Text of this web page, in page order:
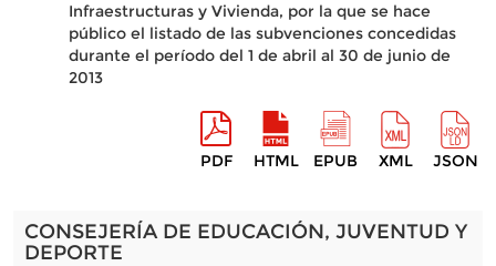
Infraestructuras y Vivienda, por la que se hace
público el listado de las subvenciones concedidas
durante el período del 1 de abril al 30 de junio de
2013
PDF HTML EPUB XML JSON
CONSEJERÍA DE EDUCACIÓN, JUVENTUD Y
DEPORTE